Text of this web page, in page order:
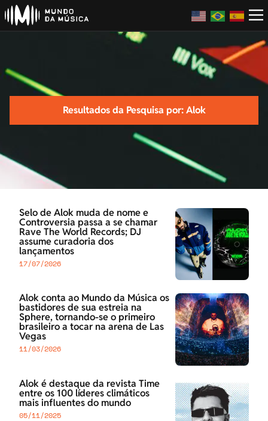
Resultados da Pesquisa por: Alok
Selo de Alok muda de nome e
Controversia passa a se chamar
Rave The World Records; DJ
assume curadoria dos
lançamentos
17/07/2026
Alok conta ao Mundo da Música os
bastidores de sua estreia na
Sphere, tornando-se o primeiro
brasileiro a tocar na arena de Las
Vegas
11/03/2026
Alok é destaque da revista Time
entre os 100 líderes climáticos
mais influentes do mundo
05/11/2025